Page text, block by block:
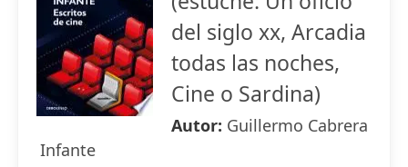
del siglo xx, Arcadia
todas las noches,
Cine o Sardina)
Autor: Guillermo Cabrera
Infante